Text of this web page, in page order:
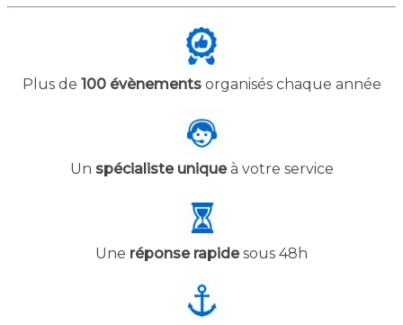
Plus de 100 évènementsorganisés chaque année
Un spécialiste uniqueà votre service
Une réponse rapidesous 48h